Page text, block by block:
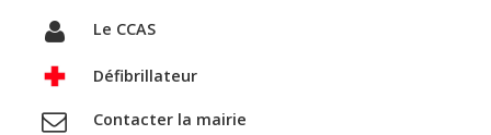
Le CCAS
Défibrillateur
Contacter la mairie